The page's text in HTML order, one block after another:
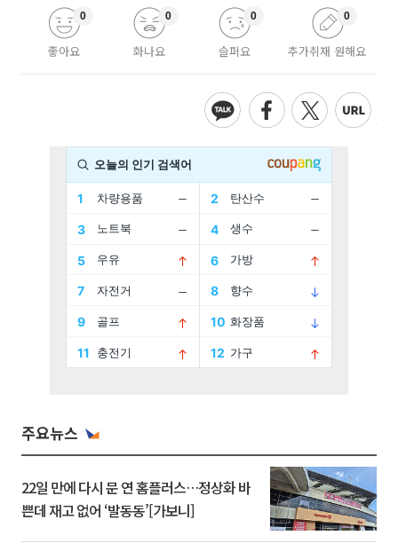
좋아요
0
화나요
0
슬퍼요
0
추가취재 원해요
0
주요뉴스
22일 만에 다시 문 연 홈플러스…정상화 바
쁜데 재고 없어 ‘발동동’[가보니]